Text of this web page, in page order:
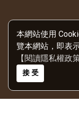
本網站使用
覽本網站，即表
【閱讀隱私權政策
接 受